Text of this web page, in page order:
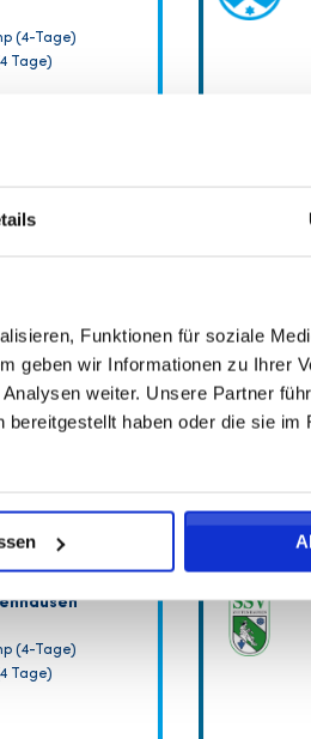
Funktionen für soziale
geben wir Informationen zu Ihrer
weiter. Unsere Partner
haben oder die sie im
(4-Tage)
Tage)
10:00 Uhr
208,05 EUR
(4-Tage)
Tage)